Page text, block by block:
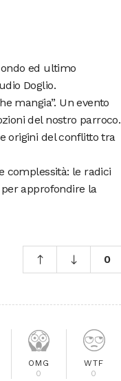
ed ultimo
Doglio.
mangia”. Un evento
del nostro parroco.
origini del conflitto tra
complessità: le radici
approfondire la
0
OMG
0
WTF
0